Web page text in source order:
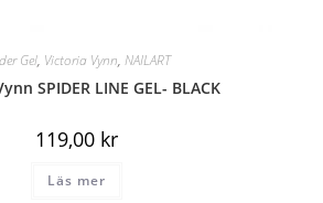
Gel, Victoria Vynn, NAILART
SPIDER LINE GEL- BLACK
119,00 kr
Läs mer